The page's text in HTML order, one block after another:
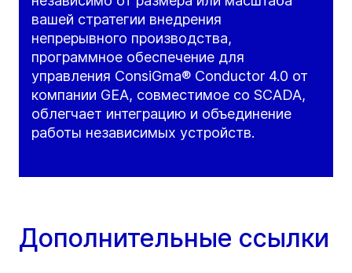
вашей стратегии внедрения
непрерывного производства,
программное обеспечение для
управления ConsiGma® Conductor 4.0 от
компании GEA, совместимое со SCADA,
облегчает интеграцию и объединение
работы независимых устройств.
Дополнительные ссылки